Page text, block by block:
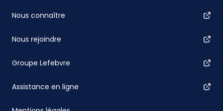
Nous connaître
Nous rejoindre
Groupe Lefebvre
Assistance en ligne